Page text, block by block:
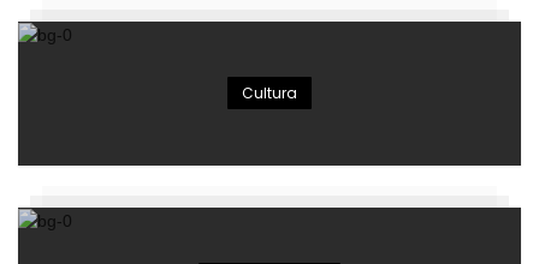
Cultura